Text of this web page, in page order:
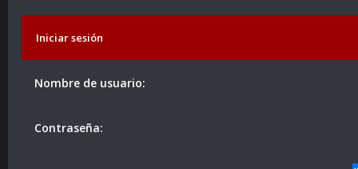
Iniciar sesión
Nombre de usuario:
Contraseña: